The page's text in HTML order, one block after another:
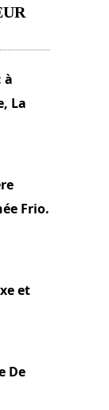
à
La
Frio.
et
De